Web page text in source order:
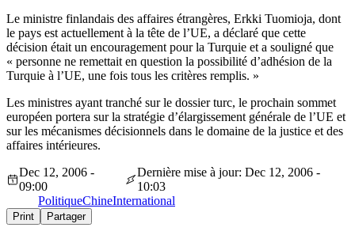
Le ministre finlandais des affaires étrangères, Erkki Tuomioja, dont
le pays est actuellement à la tête de l’UE, a déclaré que cette
décision était un encouragement pour la Turquie et a souligné que
« personne ne remettait en question la possibilité d’adhésion de la
Turquie à l’UE, une fois tous les critères remplis. »
Les ministres ayant tranché sur le dossier turc, le prochain sommet
européen portera sur la stratégie d’élargissement générale de l’UE et
sur les mécanismes décisionnels dans le domaine de la justice et des
affaires intérieures.
Dec 12, 2006 -
09:00
Dernière mise à jour: Dec 12, 2006 -
10:03
PolitiqueChineInternational
Print Partager